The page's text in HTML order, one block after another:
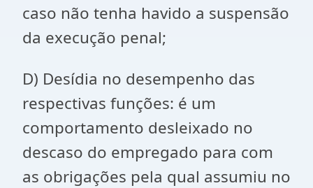
caso não tenha havido a suspensão
da execução penal;
D) Desídia no desempenho das
respectivas funções: é um
comportamento desleixado no
descaso do empregado para com
as obrigações pela qual assumiu no